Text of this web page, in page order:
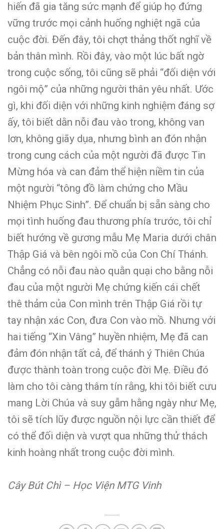
hiến đã gia tăng sức mạnh để giúp họ đứng
vững trước mọi cảnh huống nghiệt ngã của
cuộc đời. Đến đây, tôi chợt thảng thốt nghĩ về
bản thân mình. Rồi đây, vào một lúc bất ngờ
trong cuộc sống, tôi cũng sẽ phải “đối diện với
ngôi mộ” của những người thân yêu nhất. Ước
gì, khi đối diện với những kinh nghiệm đáng sợ
ấy, tôi biết dằn nỗi đau vào trong, không van
lơn, không giãy dụa, nhưng bình an đón nhận
trong cung cách của một người đã được Tin
Mừng hóa và can đảm thể hiện niềm tin của
một người “tông đồ làm chứng cho Mầu
Nhiệm Phục Sinh”. Để chuẩn bị sẵn sàng cho
mọi tình huống đau thương phía trước, tôi chỉ
biết hướng về gương mẫu Mẹ Maria dưới chân
Thập Giá và bên ngôi mồ của Con Chí Thánh.
Chẳng có nỗi đau nào quằn quại cho bằng nỗi
đau của một người Mẹ chứng kiến cái chết
thê thảm của Con mình trên Thập Giá rồi tự
tay nhận xác Con, đưa Con vào mồ. Nhưng với
hai tiếng “Xin Vâng” huyền nhiệm, Mẹ đã can
đảm đón nhận tất cả, để thánh ý Thiên Chúa
được thành toàn trong cuộc đời Mẹ. Điều đó
làm cho tôi càng thâm tín rằng, khi tôi biết cưu
mang Lời Chúa và suy gẫm hằng ngày như Mẹ,
tôi sẽ tích lũy được nguồn nội lực cần thiết để
có thể đối diện và vượt qua những thử thách
kinh hoàng nhất trong cuộc đời mình.
Cây Bút Chì – Học Viện MTG Vinh